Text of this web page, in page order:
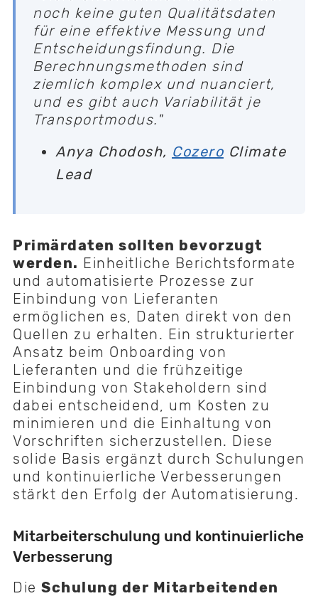
noch keine guten Qualitätsdaten
für eine effektive Messung und
Entscheidungsfindung. Die
Berechnungsmethoden sind
ziemlich komplex und nuanciert,
und es gibt auch Variabilität je
Transportmodus."
Anya Chodosh, Cozero Climate
Lead
Primärdaten sollten bevorzugt
werden. Einheitliche Berichtsformate
und automatisierte Prozesse zur
Einbindung von Lieferanten
ermöglichen es, Daten direkt von den
Quellen zu erhalten. Ein strukturierter
Ansatz beim Onboarding von
Lieferanten und die frühzeitige
Einbindung von Stakeholdern sind
dabei entscheidend, um Kosten zu
minimieren und die Einhaltung von
Vorschriften sicherzustellen. Diese
solide Basis ergänzt durch Schulungen
und kontinuierliche Verbesserungen
stärkt den Erfolg der Automatisierung.
Mitarbeiterschulung und kontinuierliche
Verbesserung
Die Schulung der Mitarbeitenden